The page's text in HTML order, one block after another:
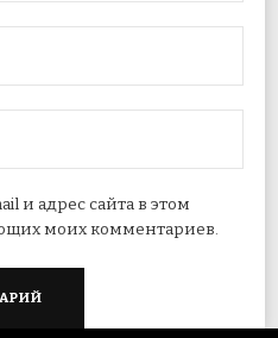
и адрес сайта в этом
моих комментариев.